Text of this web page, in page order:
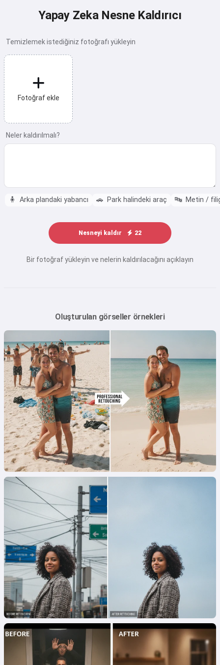
Yapay Zeka Nesne Kaldırıcı
Temizlemek istediğiniz fotoğrafı yükleyin
Fotoğraf ekle
Neler kaldırılmalı?
🧍 Arka plandaki yabancı 🚗 Park halindeki araç 🔤 Metin /
Nesneyi kaldır 22
Bir fotoğraf yükleyin ve nelerin kaldırılacağını açıklayın
Oluşturulan görseller örnekleri